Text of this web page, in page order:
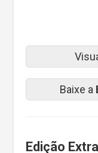
Baixe a
Edição